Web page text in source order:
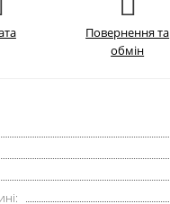
Повернення та
обмін